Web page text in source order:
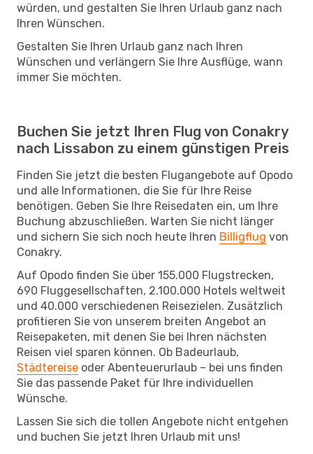
würden, und gestalten Sie Ihren Urlaub ganz nach
Ihren Wünschen.
Gestalten Sie Ihren Urlaub ganz nach Ihren
Wünschen und verlängern Sie Ihre Ausflüge, wann
immer Sie möchten.
Buchen Sie jetzt Ihren Flug von Conakry
nach Lissabon zu einem günstigen Preis
Finden Sie jetzt die besten Flugangebote auf Opodo
und alle Informationen, die Sie für Ihre Reise
benötigen. Geben Sie Ihre Reisedaten ein, um Ihre
Buchung abzuschließen. Warten Sie nicht länger
und sichern Sie sich noch heute Ihren Billigflug von
Conakry.
Auf Opodo finden Sie über 155.000 Flugstrecken,
690 Fluggesellschaften, 2.100.000 Hotels weltweit
und 40.000 verschiedenen Reisezielen. Zusätzlich
profitieren Sie von unserem breiten Angebot an
Reisepaketen, mit denen Sie bei Ihren nächsten
Reisen viel sparen können. Ob Badeurlaub,
Städtereise oder Abenteuerurlaub – bei uns finden
Sie das passende Paket für Ihre individuellen
Wünsche.
Lassen Sie sich die tollen Angebote nicht entgehen
und buchen Sie jetzt Ihren Urlaub mit uns!